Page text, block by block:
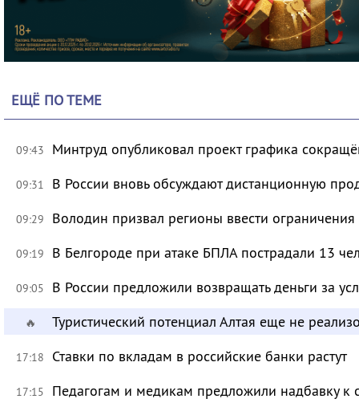
ЕЩЁ ПО ТЕМЕ
09:43 Минтруд опубликовал проект графика
09:31 В России вновь обсуждают дистанционную
09:29 Володин призвал регионы ввести
09:19 В Белгороде при атаке БПЛА пострадали 13
09:05 В России предложили возвращать деньги за
🔥 Туристический потенциал Алтая еще не
17:18 Ставки по вкладам в российские банки растут
17:15 Педагогам и медикам предложили надбавку к